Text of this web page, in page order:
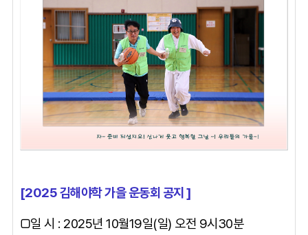
[2025 김해야학 가을 운동회 공지 ]
□일 시 : 2025년 10월19일(일) 오전 9시30분